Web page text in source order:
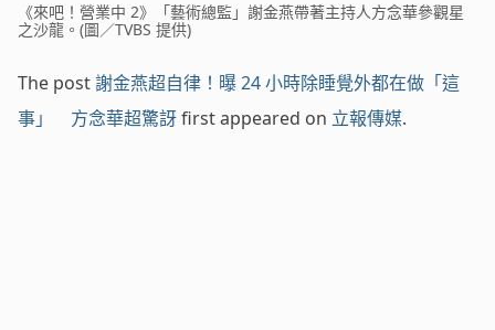
《來吧！營業中 2》「藝術總監」謝金燕帶著主持人方念華參觀星
之沙龍。(圖／TVBS 提供)
The post 謝金燕超自律！曝 24 小時除睡覺外都在做「這
事」 方念華超驚訝first appeared on 立報傳媒.